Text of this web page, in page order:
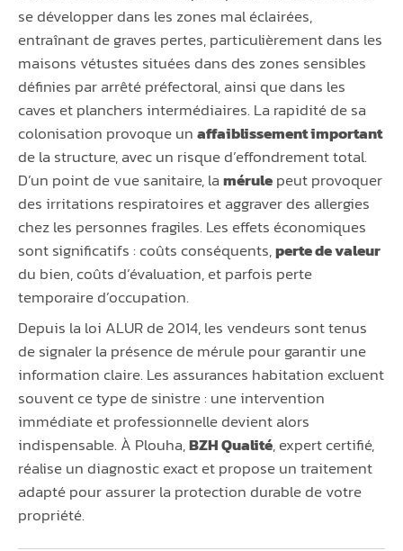
se développer dans les zones mal éclairées,
entraînant de graves pertes, particulièrement dans les
maisons vétustes situées dans des zones sensibles
définies par arrêté préfectoral, ainsi que dans les
caves et planchers intermédiaires. La rapidité de sa
colonisation provoque unaffaiblissement important
de la structure, avec un risque d’effondrement total.
D’un point de vue sanitaire, lamérulepeut provoquer
des irritations respiratoires et aggraver des allergies
chez les personnes fragiles. Les effets économiques
sont significatifs : coûts conséquents,perte de valeur
du bien, coûts d’évaluation, et parfois perte
temporaire d’occupation.
Depuis la loi ALUR de 2014, les vendeurs sont tenus
de signaler la présence de mérule pour garantir une
information claire. Les assurances habitation excluent
souvent ce type de sinistre : une intervention
immédiate et professionnelle devient alors
indispensable. À Plouha,BZH Qualité, expert certifié,
réalise un diagnostic exact et propose un traitement
adapté pour assurer la protection durable de votre
propriété.